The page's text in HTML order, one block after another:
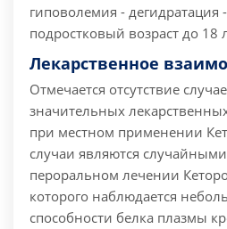
гиповолемия - дегидратация
подростковый возраст до 18
Лекарственное
Отмечается отсутствие
значительных
при местном применении
случаи являются
пероральном лечении
которого наблюдается
способности белка плазмы